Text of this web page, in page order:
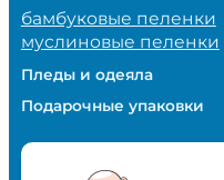
бамбуковые пеленки
муслиновые пеленки
Пледы и одеяла
Подарочные упаковки